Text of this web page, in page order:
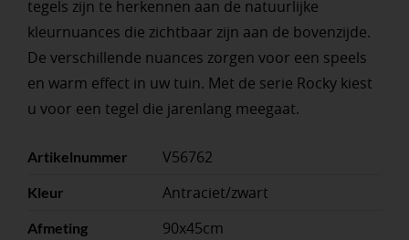
tegels zijn te herkennen aan de natuurlijke
kleurnuances die zichtbaar zijn aan de bovenzijde.
De verschillende nuances zorgen voor een speels
en warm effect in uw tuin. Met de serie Rocky kiest
u voor een tegel die jarenlang meegaat.
Artikelnummer V56762
Kleur Antraciet/zwart
Afmeting 90x45cm